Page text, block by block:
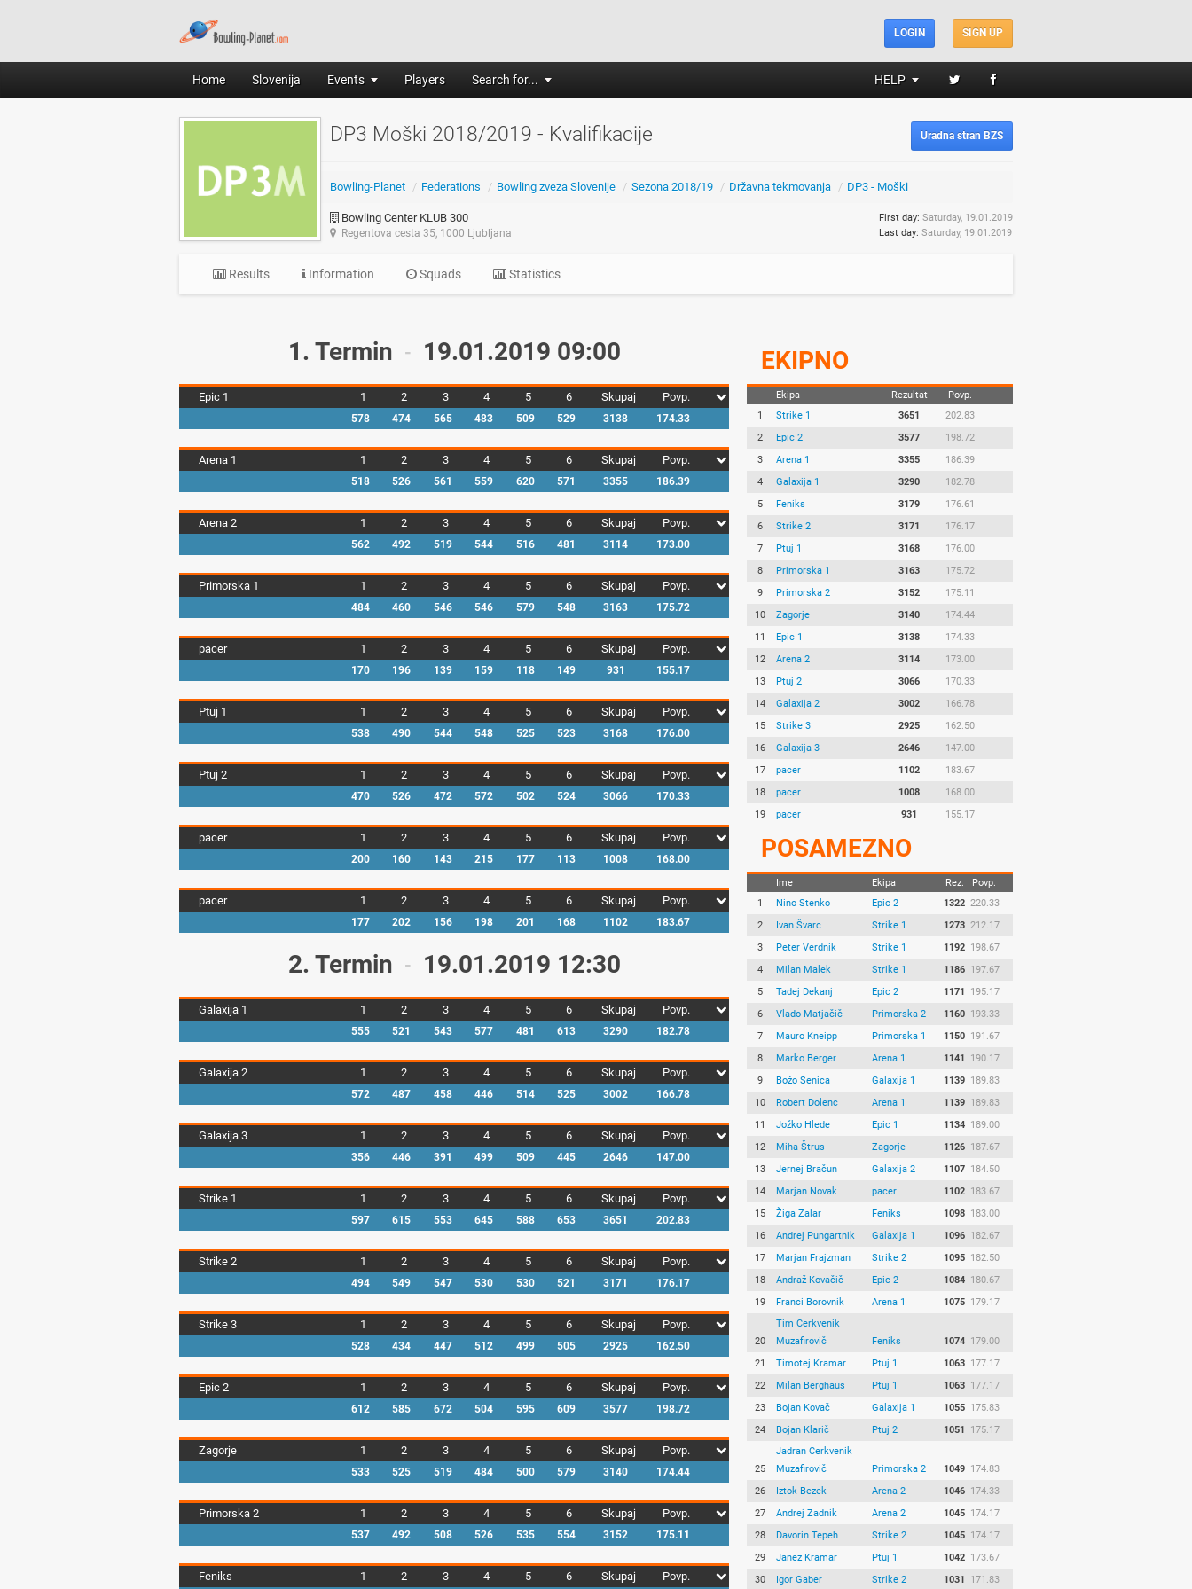
SIGN UP
LOGIN
Home Slovenija Events Players Search for... HELP
DP3 Moški 2018/2019 - Kvalifikacije Uradna stran BZS
Bowling-Planet / Federations / Bowling zveza Slovenije / Sezona 2018/19 / Državna tekmovanja / DP3 - Moški
Bowling Center KLUB 300
Regentova cesta 35, 1000 Ljubljana
First day: Saturday, 19.01.2019
Last day: Saturday, 19.01.2019
Results Information Squads Statistics
1. Termin - 19.01.2019 09:00
Epic 1 1 2 3 4 5 6 Skupaj Povp.
578 474 565 483 509 529 3138 174.33
Arena 1 1 2 3 4 5 6 Skupaj Povp.
518 526 561 559 620 571 3355 186.39
Arena 2 1 2 3 4 5 6 Skupaj Povp.
562 492 519 544 516 481 3114 173.00
Primorska 1 1 2 3 4 5 6 Skupaj Povp.
484 460 546 546 579 548 3163 175.72
pacer 1 2 3 4 5 6 Skupaj Povp.
170 196 139 159 118 149 931 155.17
Ptuj 1 1 2 3 4 5 6 Skupaj Povp.
538 490 544 548 525 523 3168 176.00
Ptuj 2 1 2 3 4 5 6 Skupaj Povp.
470 526 472 572 502 524 3066 170.33
pacer 1 2 3 4 5 6 Skupaj Povp.
200 160 143 215 177 113 1008 168.00
pacer 1 2 3 4 5 6 Skupaj Povp.
177 202 156 198 201 168 1102 183.67
2. Termin - 19.01.2019 12:30
Galaxija 1 1 2 3 4 5 6 Skupaj Povp.
555 521 543 577 481 613 3290 182.78
Galaxija 2 1 2 3 4 5 6 Skupaj Povp.
572 487 458 446 514 525 3002 166.78
Galaxija 3 1 2 3 4 5 6 Skupaj Povp.
356 446 391 499 509 445 2646 147.00
Strike 1 1 2 3 4 5 6 Skupaj Povp.
597 615 553 645 588 653 3651 202.83
Strike 2 1 2 3 4 5 6 Skupaj Povp.
494 549 547 530 530 521 3171 176.17
Strike 3 1 2 3 4 5 6 Skupaj Povp.
528 434 447 512 499 505 2925 162.50
Epic 2 1 2 3 4 5 6 Skupaj Povp.
612 585 672 504 595 609 3577 198.72
Zagorje 1 2 3 4 5 6 Skupaj Povp.
533 525 519 484 500 579 3140 174.44
Primorska 2 1 2 3 4 5 6 Skupaj Povp.
537 492 508 526 535 554 3152 175.11
Feniks 1 2 3 4 5 6 Skupaj Povp.
EKIPNO
Ekipa Rezultat
Povp.
1
Strike 1 3651
202.83
2
Epic 2 3577
198.72
3
Arena 1 3355
186.39
4
Galaxija 1 3290
182.78
5
Feniks 3179
176.61
6
Strike 2 3171
176.17
7
Ptuj 1 3168
176.00
8
Primorska 1 3163
175.72
9
Primorska 2 3152
175.11
10
Zagorje 3140
174.44
11
Epic 1 3138
174.33
12
Arena 2 3114
173.00
13
Ptuj 2 3066
170.33
14
Galaxija 2 3002
166.78
15
Strike 3 2925
162.50
16
Galaxija 3 2646
147.00
17
pacer 1102
183.67
18
pacer 1008
168.00
19
pacer 931 155.17
POSAMEZNO
Ime Ekipa Rez.
Povp.
1
Nino Stenko Epic 2 1322 220.33
2
Ivan Švarc Strike 1 1273 212.17
3
Peter Verdnik Strike 1 1192 198.67
4
Milan Malek Strike 1 1186 197.67
5
Tadej Dekanj Epic 2 1171
195.17
6
Vlado Matjačič Primorska 2 1160 193.33
7
Mauro Kneipp Primorska 1 1150 191.67
8
Marko Berger Arena 1 1141
190.17
9
Božo Senica Galaxija 1 1139 189.83
10
Robert Dolenc Arena 1 1139 189.83
11
Jožko Hlede Epic 1 1134 189.00
12
Miha Štrus Zagorje 1126 187.67
13
Jernej Bračun Galaxija 2 1107 184.50
14
Marjan Novak pacer 1102 183.67
15
Žiga Zalar Feniks 1098 183.00
16
Andrej Pungartnik Galaxija 1 1096 182.67
17
Marjan Frajzman Strike 2 1095 182.50
18
Andraž Kovačič Epic 2 1084 180.67
19
Franci Borovnik Arena 1 1075 179.17
20
Tim Cerkvenik
Muzafirovič
Feniks 1074 179.00
21
Timotej Kramar Ptuj 1 1063 177.17
22
Milan Berghaus Ptuj 1 1063 177.17
23
Bojan Kovač Galaxija 1 1055 175.83
24
Bojan Klarič Ptuj 2 1051 175.17
25
Jadran Cerkvenik
Muzafirovič
Primorska 2 1049 174.83
26
Iztok Bezek Arena 2 1046 174.33
27
Andrej Zadnik Arena 2 1045 174.17
28
Davorin Tepeh Strike 2 1045 174.17
29
Janez Kramar Ptuj 1 1042 173.67
30
Igor Gaber Strike 2 1031 171.83